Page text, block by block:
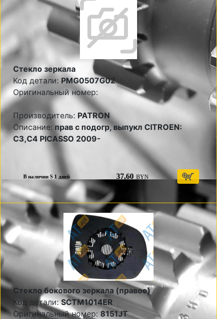
Стекло зеркала
Код детали:PMG0507G02
Оригинальный номер:
Производитель: PATRON
Описание: прав с подогр, выпукл CITROEN:
C3,C4 PICASSO 2009-
В наличии S 1 дней 37,60 BYN
Стекло бокового зеркала (правое)
Код детали:SCTM1014ER
Оригинальный номер: 8151JT